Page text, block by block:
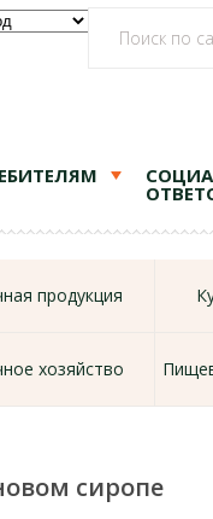
продукция
хозяйство
сиропе